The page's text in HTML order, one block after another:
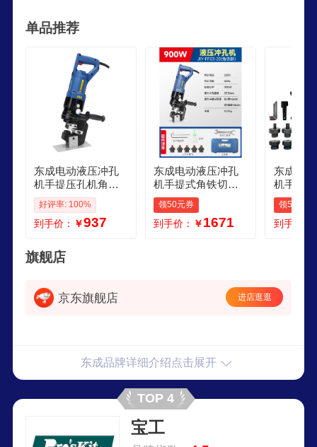
五金工具及零配件制造等产品。
单品推荐
东成电动液压冲孔
机手提压孔机角钢
打孔器J1YFF0320
好评率: 100%
到手价： ￥937
东成电动液压冲孔
机手提式角铁切断
倒角槽钢不锈钢开
孔东成 电动液压冲
孔机角钢
领50元券
到手价： ￥1671
东成电
机手提
F0420角
压孔机
领5元券
到手价：
旗舰店
京东旗舰店 进店逛逛
东成品牌详细介绍点击展开
TOP 4
宝工